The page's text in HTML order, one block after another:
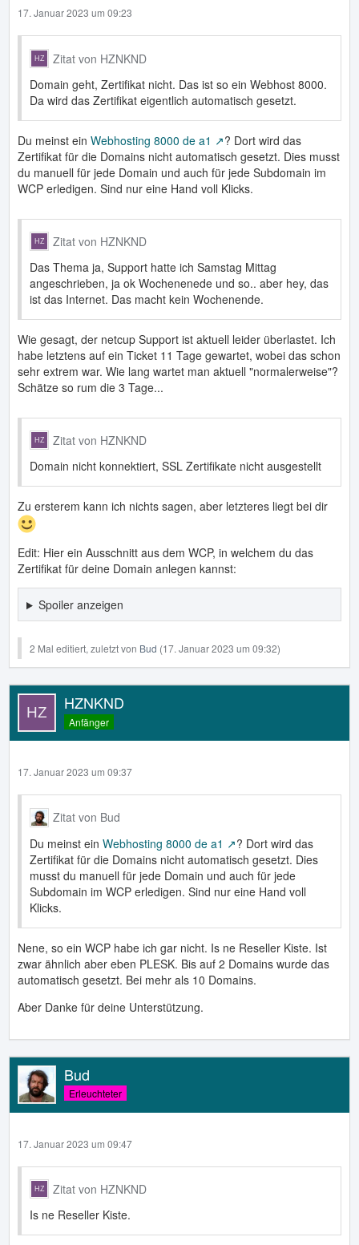
17. Januar 2023 um 09:23
Zitat von HZNKND
Domain geht, Zertifikat nicht. Das ist so ein Webhost 8000.
Da wird das Zertifikat eigentlich automatisch gesetzt.
Du meinst ein Webhosting 8000 de a1
? Dort wird das
Zertifikat für die Domains nicht automatisch gesetzt. Dies musst
du manuell für jede Domain und auch für jede Subdomain im
WCP erledigen. Sind nur eine Hand voll Klicks.
Zitat von HZNKND
Das Thema ja, Support hatte ich Samstag Mittag
angeschrieben, ja ok Wochenenede und so.. aber hey, das
ist das Internet. Das macht kein Wochenende.
Wie gesagt, der netcup Support ist aktuell leider überlastet. Ich
habe letztens auf ein Ticket 11 Tage gewartet, wobei das schon
sehr extrem war. Wie lang wartet man aktuell "normalerweise"?
Schätze so rum die 3 Tage...
Zitat von HZNKND
Domain nicht konnektiert, SSL Zertifikate nicht ausgestellt
Zu ersterem kann ich nichts sagen, aber letzteres liegt bei dir
Edit: Hier ein Ausschnitt aus dem WCP, in welchem du das
Zertifikat für deine Domain anlegen kannst:
Spoiler anzeigen
2 Mal editiert, zuletzt von Bud (17. Januar 2023 um 09:32)
HZNKND
Anfänger
17. Januar 2023 um 09:37
Zitat von Bud
Du meinst ein Webhosting 8000 de a1
? Dort wird das
Zertifikat für die Domains nicht automatisch gesetzt. Dies
musst du manuell für jede Domain und auch für jede
Subdomain im WCP erledigen. Sind nur eine Hand voll
Klicks.
Nene, so ein WCP habe ich gar nicht. Is ne Reseller Kiste. Ist
zwar ähnlich aber eben PLESK. Bis auf 2 Domains wurde das
automatisch gesetzt. Bei mehr als 10 Domains.
Aber Danke für deine Unterstützung.
Bud
Erleuchteter
17. Januar 2023 um 09:47
Zitat von HZNKND
Is ne Reseller Kiste.